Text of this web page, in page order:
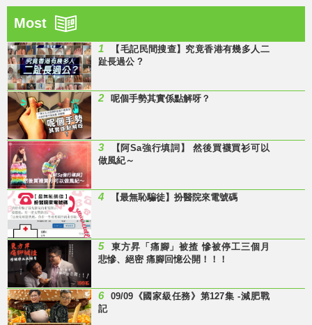
Most
1
【毛記民間搜查】究竟香港有幾多人二
趾長過公 ?
2 呢個手勢其實係點解呀？
3
【阿Sa強行填詞】 然後買襪買衫可以
做風紀～
4 【最無恥騙徒】扮醫院來電號碼
5
東方昇「痛腳」被揸 慘被停工三個月
悲慘、絕密 痛腳回憶公開！！！
6
09/09《國家級任務》第127集 -減肥戰
記